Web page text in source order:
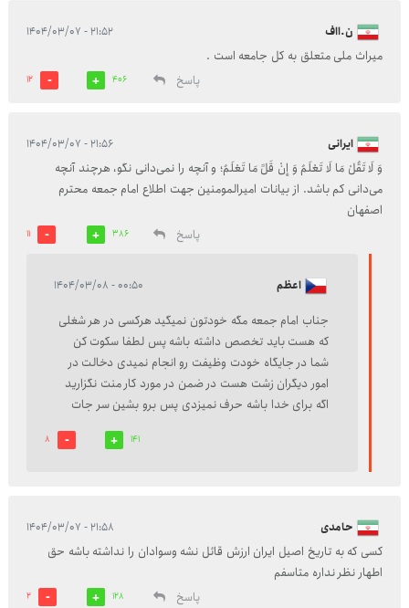
ن.ااف ۲۱:۵۲ - ۱۴۰۴/۰۳/۰۷
میراث ملی متعلق به کل جامعه است .
پاسخ
406
12
ایرانی ۲۱:۵۶ - ۱۴۰۴/۰۳/۰۷
وَ لَا تَقُلْ‏ مَا لَا تَعْلَمُ‏ وَ إِنْ قَلَّ مَا تَعْلَمُ؛ و آنچه را نمی‌دانی نگو، هرچند آنچه
می‌دانی کم باشد. از بیانات امیرالمومنین جهت اطلاع امام جمعه محترم
اصفهان
پاسخ
386
11
اعظم ۰۰:۵۰ - ۱۴۰۴/۰۳/۰۸
جناب امام جمعه مگه خودتون نمیگید هرکسی در هر شغلی
که هست باید تخصص داشته باشه پس لطفا سکوت کن
شما در جایگاه خودت وظیفت رو انجام نمیدی دخالت در
امور دیگران زشت هست در ضمن در مورد کار منت نگزارید
اگه برای خدا باشه حرف نمیزدی پس برو بشین سر جات
141
8
حامدی ۲۱:۵۸ - ۱۴۰۴/۰۳/۰۷
کسی که به تاریخ اصیل ایران ارزش قائل نشه وسوادان را نداشته باشه حق
اطهار نظر نداره متاسفم
پاسخ
128
2